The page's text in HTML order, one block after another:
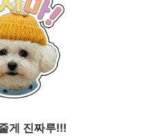
게 진짜루!!!